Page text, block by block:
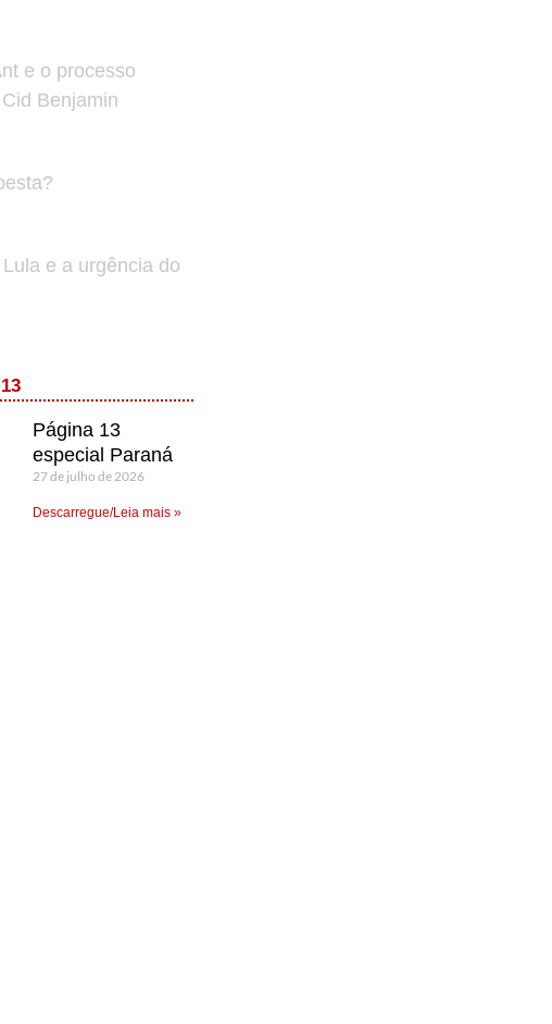
e o processo
Benjamin
e a urgência do
Página 13
especial Paraná
27 de julho de 2026
Descarregue/Leia mais »